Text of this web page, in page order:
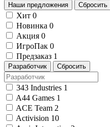
Наши предложения Сбросить
Хит 0
Новинка 0
Акция 0
ИгроПак 0
Предзаказ 1
Разработчик Сбросить
343 Industries 1
A44 Games 1
ACE Team 2
Activision 10